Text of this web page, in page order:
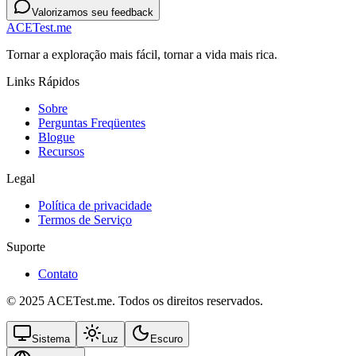
Valorizamos seu feedback
ACETest.me
Tornar a exploração mais fácil, tornar a vida mais rica.
Links Rápidos
Sobre
Perguntas Freqüentes
Blogue
Recursos
Legal
Política de privacidade
Termos de Serviço
Suporte
Contato
© 2025 ACETest.me. Todos os direitos reservados.
Sistema Luz Escuro